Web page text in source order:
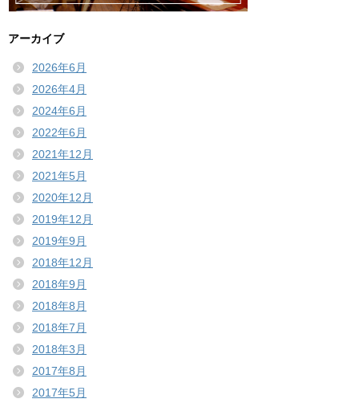
アーカイブ
2026年6月
2026年4月
2024年6月
2022年6月
2021年12月
2021年5月
2020年12月
2019年12月
2019年9月
2018年12月
2018年9月
2018年8月
2018年7月
2018年3月
2017年8月
2017年5月